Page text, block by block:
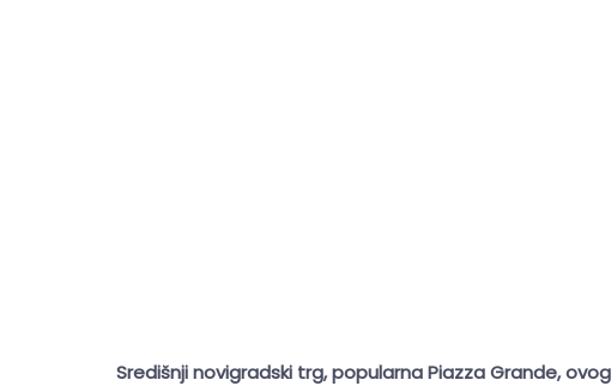
Središnji novigradski trg, popularna Piazza Grande,